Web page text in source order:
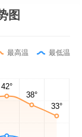
图
最高温 最低温